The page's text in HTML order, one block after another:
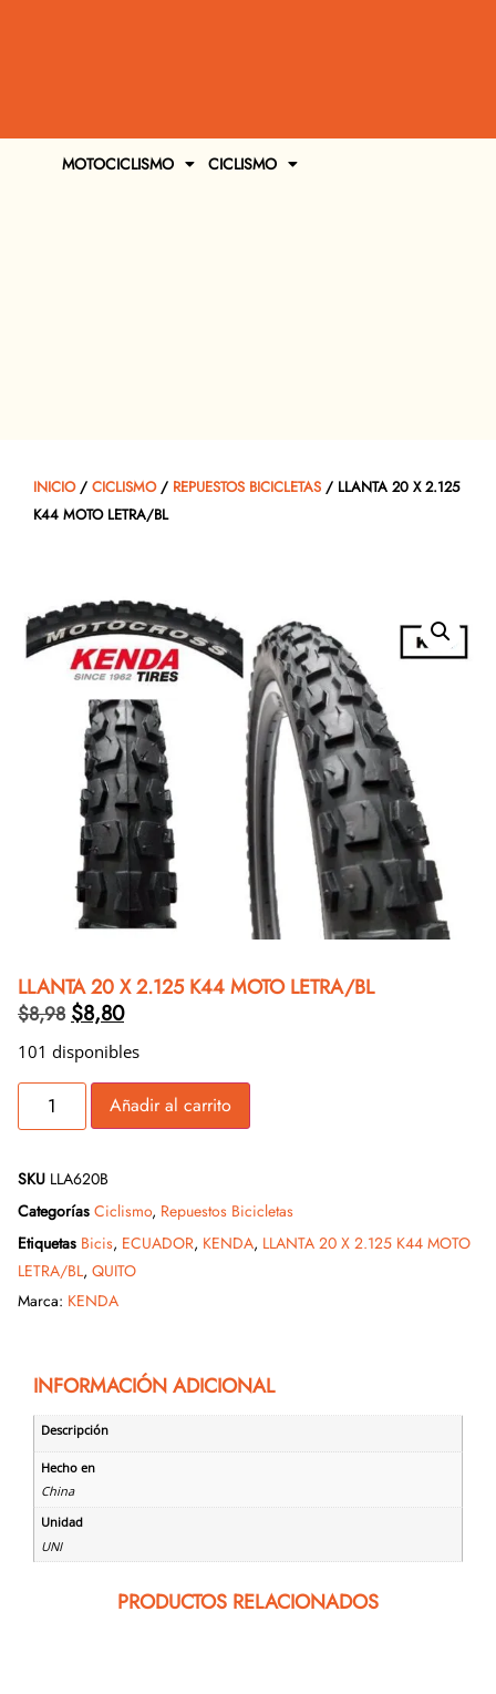
MOTOCICLISMO CICLISMO
INICIO/ CICLISMO/ REPUESTOS BICICLETAS / LLANTA 20 X 2.125
K44 MOTO LETRA/BL
LLANTA 20 X 2.125 K44 MOTO LETRA/BL
$8,98 $8,80
101 disponibles
Añadir al carrito
SKU LLA620B
Categorías Ciclismo, Repuestos Bicicletas
Etiquetas Bicis, ECUADOR, KENDA, LLANTA 20 X 2.125 K44 MOTO
LETRA/BL, QUITO
Marca: KENDA
INFORMACIÓN ADICIONAL
Descripción
Hecho en
China
Unidad
UNI
PRODUCTOS RELACIONADOS